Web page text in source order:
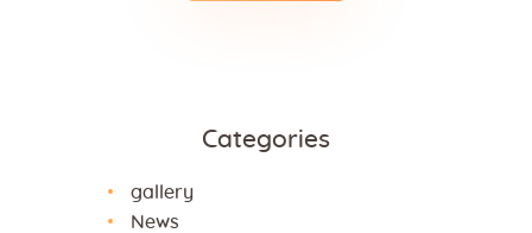
Categories
gallery
News